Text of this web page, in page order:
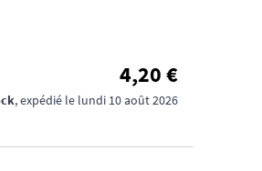
4,20 €
, expédié le lundi 10 août 2026